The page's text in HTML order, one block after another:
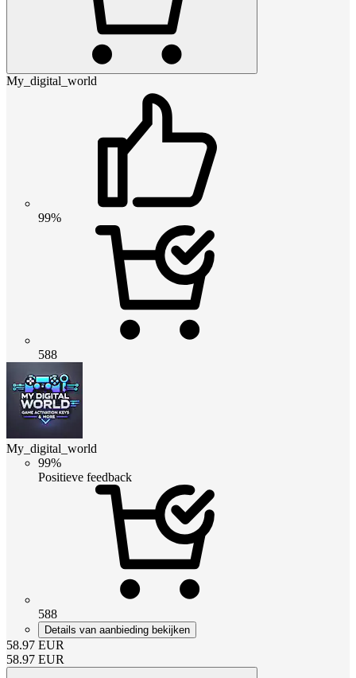
My_digital_world
99%
588
My_digital_world
99%
Positieve feedback
588
Details van aanbieding bekijken
58.97 EUR
58.97 EUR